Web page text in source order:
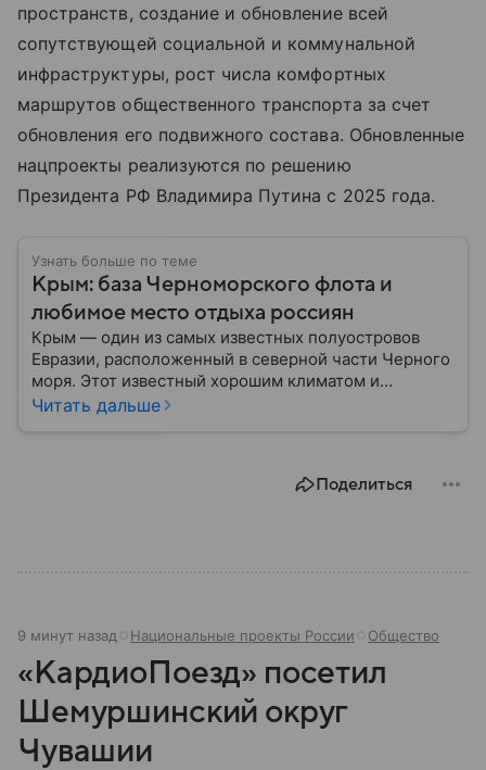
пространств, создание и обновление всей
сопутствующей социальной и коммунальной
инфраструктуры, рост числа комфортных
маршрутов общественного транспорта за счет
обновления его подвижного состава. Обновленные
нацпроекты реализуются по решению
Президента РФ Владимира Путина с 2025 года.
Узнать больше по теме
Крым: база Черноморского флота и
любимое место отдыха россиян
Крым — один из самых известных полуостровов
Евразии, расположенный в северной части Черного
моря. Этот известный хорошим климатом и
красивой природой регион имеет также огромное
положение сделало полуостров ключевой точкой
Читать дальше
Поделиться
9 минут назад Национальные проекты России Общество
«КардиоПоезд» посетил
Шемуршинский округ
Чувашии